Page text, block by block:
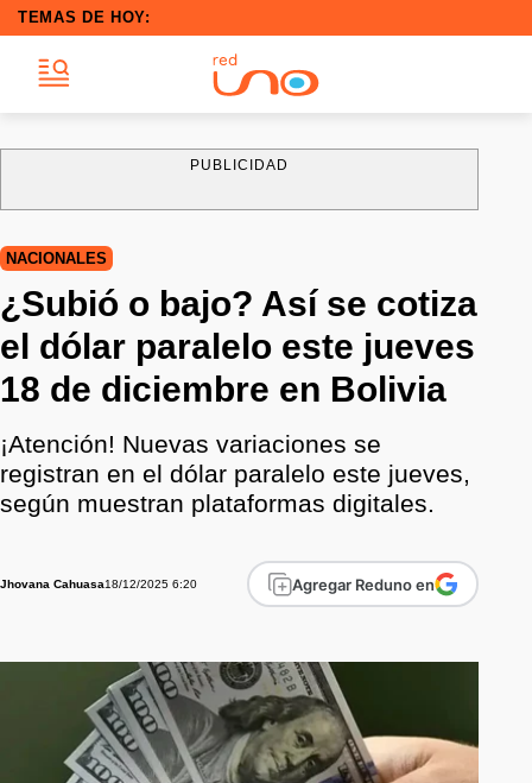
TEMAS DE HOY:
PUBLICIDAD
NACIONALES
¿Subió o bajo? Así se cotiza
el dólar paralelo este jueves
18 de diciembre en Bolivia
¡Atención! Nuevas variaciones se
registran en el dólar paralelo este jueves,
según muestran plataformas digitales.
Jhovana Cahuasa18/12/2025 6:20 Agregar Reduno en